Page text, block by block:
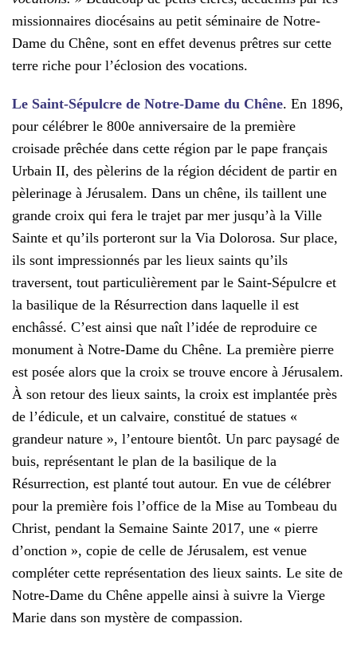
missionnaires diocésains au petit séminaire de Notre-
Dame du Chêne, sont en effet devenus prêtres sur cette
terre riche pour l’éclosion des vocations.
Le Saint-Sépulcre de Notre-Dame du Chêne. En 1896,
pour célébrer le 800e anniversaire de la première
croisade prêchée dans cette région par le pape français
Urbain II, des pèlerins de la région décident de partir en
pèlerinage à Jérusalem. Dans un chêne, ils taillent une
grande croix qui fera le trajet par mer jusqu’à la Ville
Sainte et qu’ils porteront sur la Via Dolorosa. Sur place,
ils sont impressionnés par les lieux saints qu’ils
traversent, tout particulièrement par le Saint-Sépulcre et
la basilique de la Résurrection dans laquelle il est
enchâssé. C’est ainsi que naît l’idée de reproduire ce
monument à Notre-Dame du Chêne. La première pierre
est posée alors que la croix se trouve encore à Jérusalem.
À son retour des lieux saints, la croix est implantée près
de l’édicule, et un calvaire, constitué de statues «
grandeur nature », l’entoure bientôt. Un parc paysagé de
buis, représentant le plan de la basilique de la
Résurrection, est planté tout autour. En vue de célébrer
pour la première fois l’office de la Mise au Tombeau du
Christ, pendant la Semaine Sainte 2017, une « pierre
d’onction », copie de celle de Jérusalem, est venue
compléter cette représentation des lieux saints. Le site de
Notre-Dame du Chêne appelle ainsi à suivre la Vierge
Marie dans son mystère de compassion.